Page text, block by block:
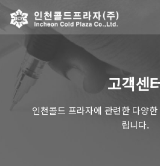
고객센
인천콜드 프라자에 관련한 다양
립니다.